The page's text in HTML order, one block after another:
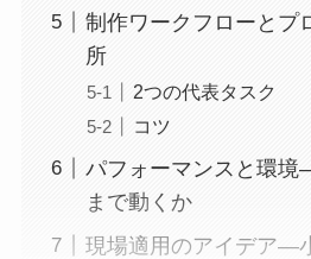
制作ワークフローとプ
所
2つの代表タスク
コツ
パフォーマンスと環境
まで動くか
現場適用のアイデア—